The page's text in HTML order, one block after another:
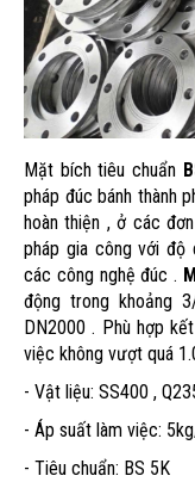
Mặt bích tiêu chuẩn
pháp đúc bánh thành
hoàn thiện , ở các
pháp gia công với độ
các công nghệ đúc .
động trong khoảng
DN2000 . Phù hợp
việc không vượt quá
- Vật liệu: SS400 ,
- Áp suất làm việc:
- Tiêu chuẩn: BS 5K